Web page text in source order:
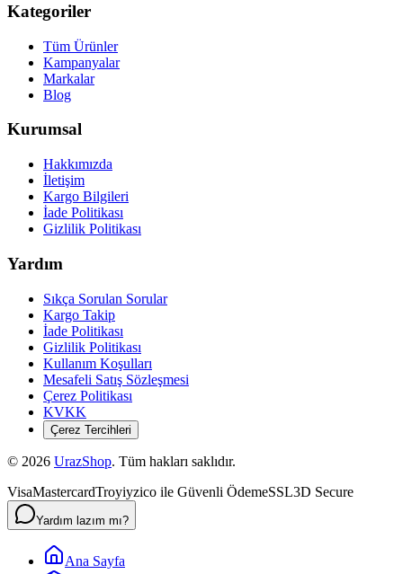
Kategoriler
Tüm Ürünler
Kampanyalar
Markalar
Blog
Kurumsal
Hakkımızda
İletişim
Kargo Bilgileri
İade Politikası
Gizlilik Politikası
Yardım
Sıkça Sorulan Sorular
Kargo Takip
İade Politikası
Gizlilik Politikası
Kullanım Koşulları
Mesafeli Satış Sözleşmesi
Çerez Politikası
KVKK
Çerez Tercihleri
© 2026 UrazShop. Tüm hakları saklıdır.
VisaMastercardTroyiyzico ile Güvenli ÖdemeSSL3D Secure
Yardım lazım mı?
Ana Sayfa